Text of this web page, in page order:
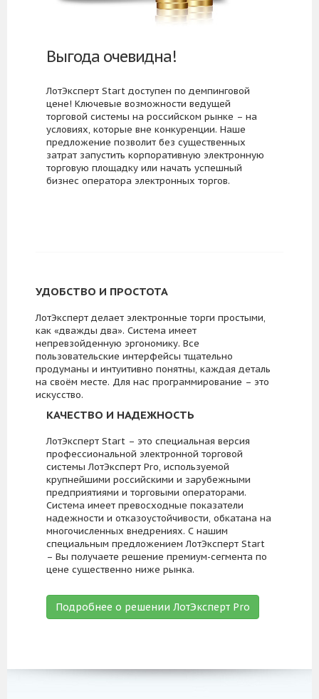
Выгода очевидна!
ЛотЭксперт Start доступен по демпинговой
цене! Ключевые возможности ведущей
торговой системы на российском рынке – на
условиях, которые вне конкуренции. Наше
предложение позволит без существенных
затрат запустить корпоративную электронную
торговую площадку или начать успешный
бизнес оператора электронных торгов.
УДОБСТВО И ПРОСТОТА
ЛотЭксперт делает электронные торги простыми,
как «дважды два». Система имеет
непревзойденную эргономику. Все
пользовательские интерфейсы тщательно
продуманы и интуитивно понятны, каждая деталь
на своём месте. Для нас программирование – это
искусство.
КАЧЕСТВО И НАДЕЖНОСТЬ
ЛотЭксперт Start – это специальная версия
профессиональной электронной торговой
системы ЛотЭксперт Pro, используемой
крупнейшими российскими и зарубежными
предприятиями и торговыми операторами.
Система имеет превосходные показатели
надежности и отказоустойчивости, обкатана на
многочисленных внедрениях. С нашим
специальным предложением ЛотЭксперт Start
– Вы получаете решение премиум-сегмента по
цене существенно ниже рынка.
Подробнее о решении ЛотЭксперт Pro